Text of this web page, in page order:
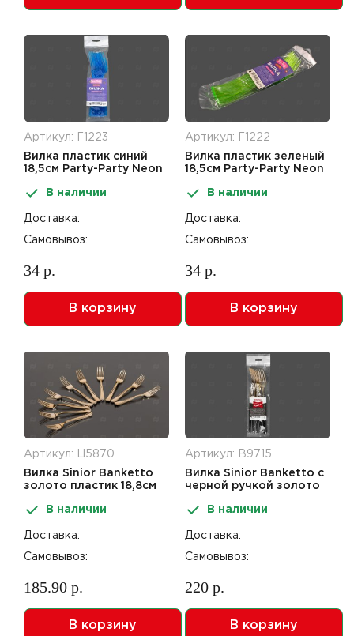
Артикул: Г1223
Вилка пластик синий
18,5см Party-Party Neon
В наличии
Доставка:
Самовывоз:
34 р.
В корзину
Артикул: Г1222
Вилка пластик зеленый
18,5см Party-Party Neon
В наличии
Доставка:
Самовывоз:
34 р.
В корзину
Артикул: Ц5870
Вилка Sinior Banketto
золото пластик 18,8см
В наличии
Доставка:
Самовывоз:
185.90 р.
В корзину
Артикул: В9715
Вилка Sinior Banketto с
черной ручкой золото
В наличии
Доставка:
Самовывоз:
220 р.
В корзину